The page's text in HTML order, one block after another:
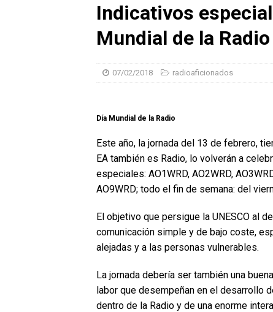
Indicativos
Mundial de la
07/02/2018 radioaficionados
Día Mundial de la Radio
Este año, la jornada del 13 de febrero,
EA también es Radio, lo volverán a
especiales: AO1WRD, AO2WRD,
AO9WRD; todo el fin de semana: del
El objetivo que persigue la UNESCO al
comunicación simple y de bajo coste,
alejadas y a las personas vulnerables.
La jornada debería ser también una
labor que desempeñan en el desarrollo
dentro de la Radio y de una enorme